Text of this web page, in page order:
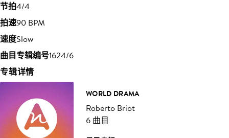
节拍4/4
拍速90 BPM
速度Slow
曲目专辑编号1624/6
专辑详情
WORLD DRAMA
Roberto Briot
6 曲目